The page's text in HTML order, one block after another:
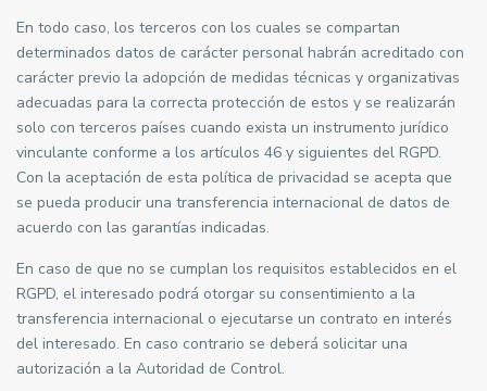
En todo caso, los terceros con los cuales se compartan
determinados datos de carácter personal habrán acreditado con
carácter previo la adopción de medidas técnicas y organizativas
adecuadas para la correcta protección de estos y se realizarán
solo con terceros países cuando exista un instrumento jurídico
vinculante conforme a los artículos 46 y siguientes del RGPD.
Con la aceptación de esta política de privacidad se acepta que
se pueda producir una transferencia internacional de datos de
acuerdo con las garantías indicadas.
En caso de que no se cumplan los requisitos establecidos en el
RGPD, el interesado podrá otorgar su consentimiento a la
transferencia internacional o ejecutarse un contrato en interés
del interesado. En caso contrario se deberá solicitar una
autorización a la Autoridad de Control.